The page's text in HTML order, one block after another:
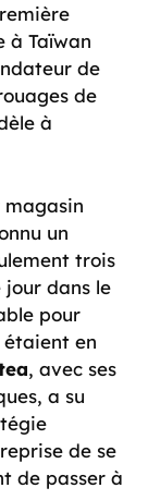
à Taïwan
de
de
à
magasin
un
trois
jour dans le
pour
étaient en
, avec ses
a su
de se
de passer à